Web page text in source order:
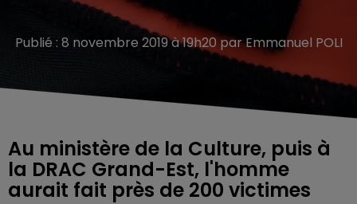
Publié : 8 novembre 2019 à 19h20 par Emmanuel POLI
Au ministère de la Culture, puis à
la DRAC Grand-Est, l'homme
aurait fait près de 200 victimes